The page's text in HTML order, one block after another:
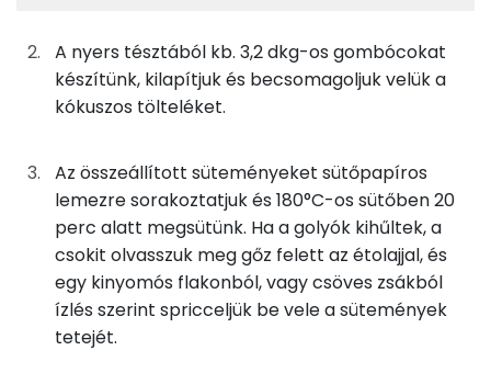
7g tojássárgája
21 kcal
0g só
0 kcal
1g sütőpor
0 kcal
2ghabtejszín
6 kcal
1gnarancshéj 1 kcal
Nátrium
TOP vitaminok
Kolin:
E vitamin:
C vitamin:
A nyers tésztából kb. 3,2 dkg-os gombócokat
készítünk, kilapítjuk és becsomagoljuk velük a
kókuszos tölteléket.
Az összeállított süteményeket sütőpapíros
lemezre sorakoztatjuk és 180°C-os sütőben 20
perc alatt megsütünk. Ha a golyók kihűltek, a
csokit olvasszuk meg gőz felett az étolajjal, és
egy kinyomós flakonból, vagy csöves zsákból
ízlés szerint spricceljük be vele a sütemények
tetejét.